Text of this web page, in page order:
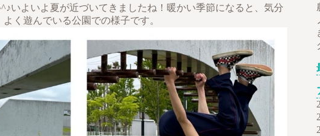
いよいよ夏が近づいてきましたね！暖かい季節になると、気分
く遊んでいる公園での様子です。